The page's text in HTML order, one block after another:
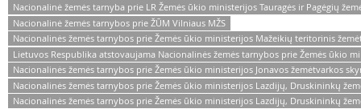
Nacionalinė žemės tarnyba prie LR Žemės ūkio ministerijos Tauragės ir Pagėgių
Nacionalinė žemės tarnybos prie ŽŪM Vilniaus MŽS
Nacionalinės žemės tarnybos prie Žemės ūkio ministerijos Mažeikių teritorinis
Lietuvos Respublika atstovaujama Nacionalinės žemės tarnybos prie Žemės ūkio
Nacionalinės žemės tarnybos prie Žemės ūkio ministerijos Jonavos žemėtvarkos
Nacionalinės žemės tarnybos prie Žemės ūkio ministerijos Lazdijų, Druskininkų
Nacionalinės žemės tarnybos prie Žemės ūkio ministerijos Lazdijų, Druskininkų